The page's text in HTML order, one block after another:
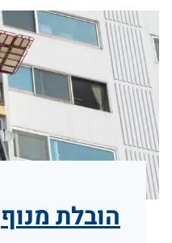
הובלת מנוף